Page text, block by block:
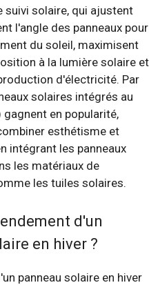
suivi solaire, qui ajustent
l'angle des panneaux pour
du soleil, maximisent
à la lumière solaire et
d'électricité. Par
solaires intégrés au
gagnent en popularité,
esthétisme et
intégrant les panneaux
les matériaux de
les tuiles solaires.
d'un
en hiver ?
panneau solaire en hiver